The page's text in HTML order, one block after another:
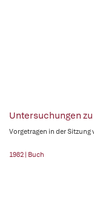
Untersuchungen
Vorgetragen in der Sitzung
1982 | Buch